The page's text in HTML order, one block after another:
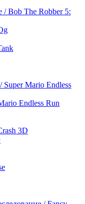
Bob The Robber 5:
Endless Run